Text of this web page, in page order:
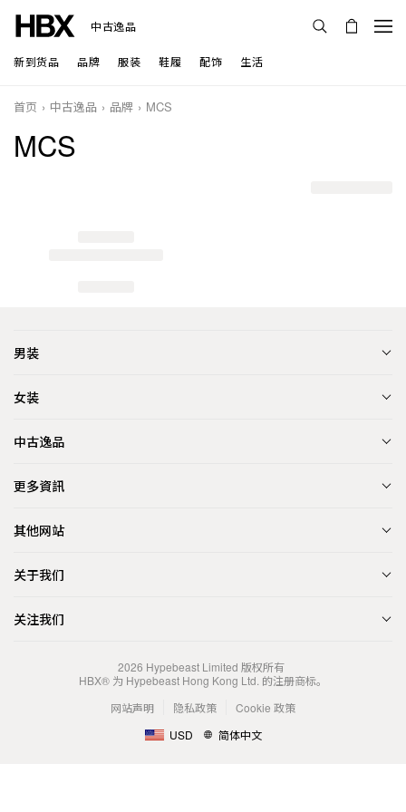
中古逸品
新到货品 品牌 服装 鞋履 配饰 生活
首页 中古逸品 品牌 MCS
MCS
男装
女装
中古逸品
更多資訊
其他网站
关于我们
关注我们
2026 Hypebeast Limited 版权所有
HBX® 为 Hypebeast Hong Kong Ltd. 的注册商标。
网站声明
隐私政策
Cookie 政策
USD
简体中文